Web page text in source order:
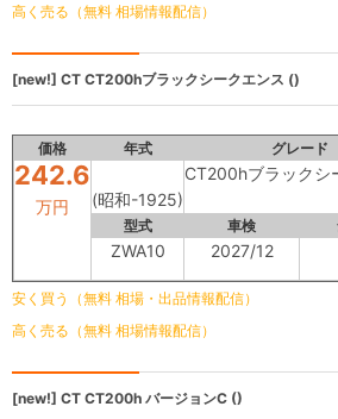
高く売る（無料 相場情報配信）
[new!] CT CT200hブラックシークエンス ()
価格 年式 グレード
242.6
万円 (昭和-1925)
CT200hブラックシ
型式 車検
ZWA10 2027/12
安く買う（無料 相場・出品情報配信）
高く売る（無料 相場情報配信）
[new!] CT CT200h バージョンC ()